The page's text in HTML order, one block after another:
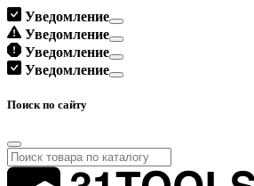
Уведомление
Уведомление
Уведомление
Уведомление
Поиск по сайту